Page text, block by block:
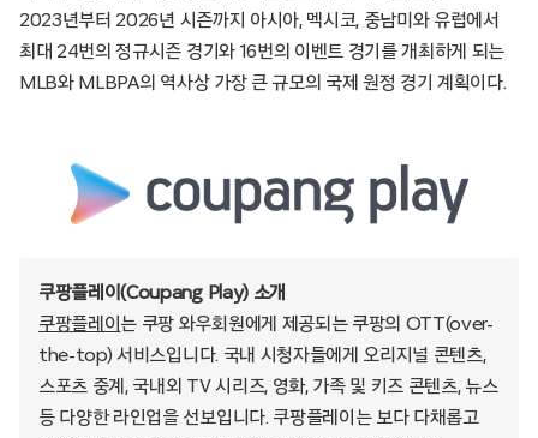
2023년부터 2026년 시즌까지 아시아, 멕시코, 중남미와 유럽에서
최대 24번의 정규시즌 경기와 16번의 이벤트 경기를 개최하게 되는
MLB와 MLBPA의 역사상 가장 큰 규모의 국제 원정 경기 계획이다.
쿠팡플레이(Coupang Play) 소개
쿠팡플레이 는 쿠팡 와우회원에게 제공되는 쿠팡의 OTT(over-
the-top) 서비스입니다. 국내 시청자들에게 오리지널 콘텐츠,
스포츠 중계, 국내외 TV 시리즈, 영화, 가족 및 키즈 콘텐츠, 뉴스
등 다양한 라인업을 선보입니다. 쿠팡플레이는 보다 다채롭고